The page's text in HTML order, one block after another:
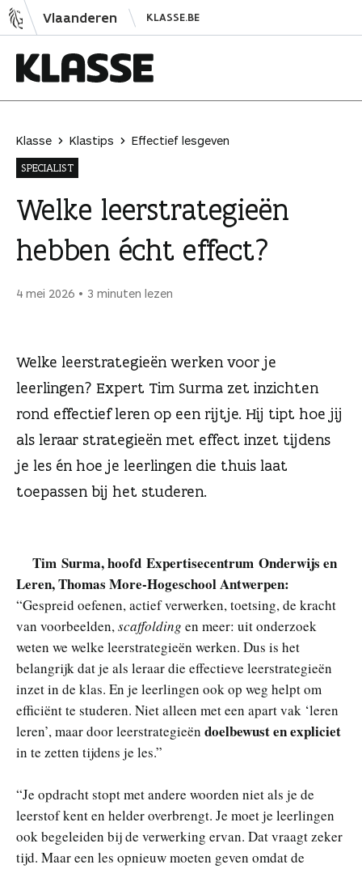
N
a
Vlaanderen KLASSE.BE
a
s
s
e
Klasse Klastips
Effectief lesgeven
SPECIALIST
Welke leerstrategieën
hebben écht effect?
4 mei 2026 3 minuten lezen
Welke leerstrategieën werken voor je
leerlingen? Expert Tim Surma zet inzichten
rond effectief leren op een rijtje. Hij tipt hoe jij
als leraar strategieën met effect inzet tijdens
je les én hoe je leerlingen die thuis laat
toepassen bij het studeren.
Tim Surma, hoofd Expertisecentrum Onderwijs en
Leren, Thomas More-Hogeschool Antwerpen:
“Gespreid oefenen, actief verwerken, toetsing, de kracht
van voorbeelden,scaffolding en meer: uit onderzoek
weten we welke leerstrategieën werken. Dus is het
belangrijk dat je als leraar die effectieve leerstrategieën
inzet in de klas. En je leerlingen ook op weg helpt om
efficiënt te studeren. Niet alleen met een apart vak ‘leren
leren’, maar door leerstrategieën doelbewust en expliciet
in te zetten tijdens je les.”
“Je opdracht stopt met andere woorden niet als je de
leerstof kent en helder overbrengt. Je moet je leerlingen
ook begeleiden bij de verwerking ervan. Dat vraagt zeker
tijd. Maar een les opnieuw moeten geven omdat de